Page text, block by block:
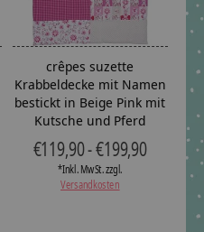
crêpes suzette
Krabbeldecke mit Namen
bestickt in Beige Pink mit
Kutsche und Pferd
€119,90 - €199,90
*Inkl. MwSt. zzgl.
Versandkosten